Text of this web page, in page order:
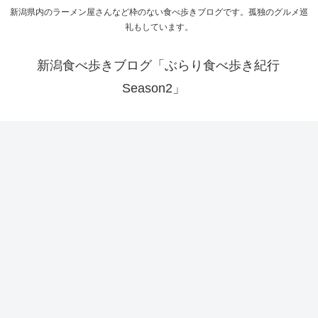
新潟県内のラーメン屋さんなど枠のない食べ歩きブログです。孤独のグルメ巡
礼もしています。
新潟食べ歩きブログ「ぶらり食べ歩き紀行
Season2」